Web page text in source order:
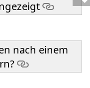
nach einem